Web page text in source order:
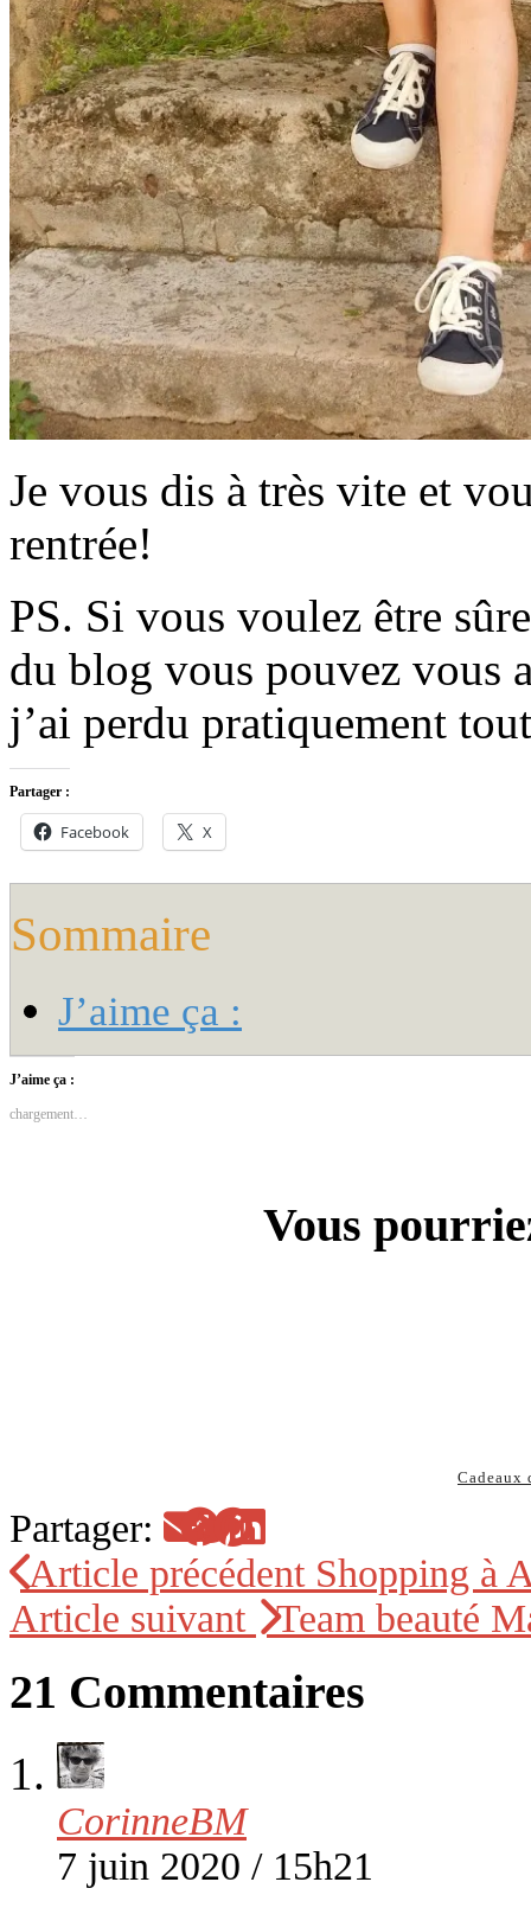
Je vous dis à très vite et
rentrée!
PS. Si vous voulez être
du blog vous pouvez vous
j’ai perdu pratiquement
Partager :
Facebook X
Sommaire
J’aime ça :
J’aime ça :
chargement…
Vous
Cadeaux
Partager:
Article précédentShopping à
Article suivant Team beauté
21 Commentaires
CorinneBM
7 juin 2020 / 15h21